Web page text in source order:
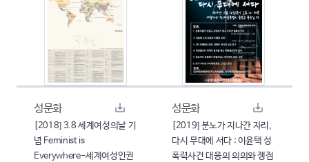
성문화
[2018] 3.8 세계여성의날 기
념 Feminist is
Everywhere-세계여성인권
성문화
[2019] 분노가 지나간 자리,
다시 무대에 서다 : 이윤택 성
폭력사건 대응의 의의와 쟁점